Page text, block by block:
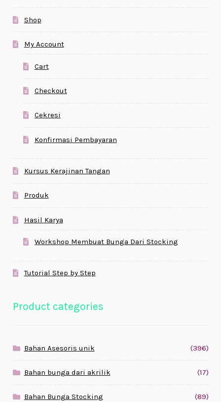
Shop
My Account
Cart
Checkout
Cekresi
Konfirmasi Pembayaran
Kursus Kerajinan Tangan
Produk
Hasil Karya
Workshop Membuat Bunga Dari Stocking
Tutorial Step by Step
Product categories
Bahan Asesoris unik (396)
Bahan bunga dari akrilik (17)
Bahan Bunga Stocking (89)